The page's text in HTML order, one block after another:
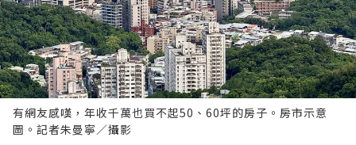
有網友感嘆，年收千萬也買不起50、60坪的房子。房市示意
圖。記者朱曼寧／攝影